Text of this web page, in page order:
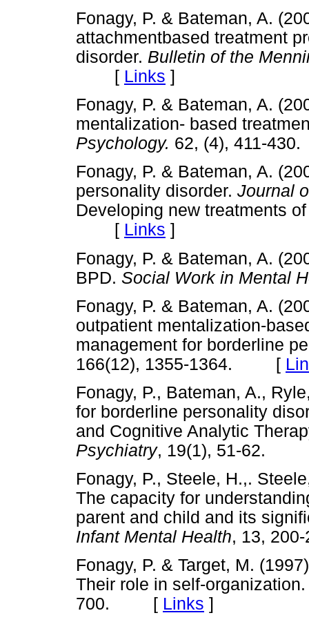
Fonagy, P. & Bateman, A.
attachmentbased treatment
disorder. Bulletin of the
[ Links ]
Fonagy, P. & Bateman, A.
mentalization- based
Psychology. 62, (4), 411-
Fonagy, P. & Bateman, A.
personality disorder. Journal
Developing new treatments
[ Links ]
Fonagy, P. & Bateman, A.
BPD. Social Work in Mental
Fonagy, P. & Bateman, A.
outpatient mentalization-
management for borderline
166(12), 1355-1364. [
Fonagy, P., Bateman, A.,
for borderline personality
and Cognitive Analytic
Psychiatry, 19(1), 51-62.
Fonagy, P., Steele, H.,.
The capacity for
parent and child and its
Infant Mental Health, 13,
Fonagy, P. & Target, M.
Their role in self-
700. [ Links ]